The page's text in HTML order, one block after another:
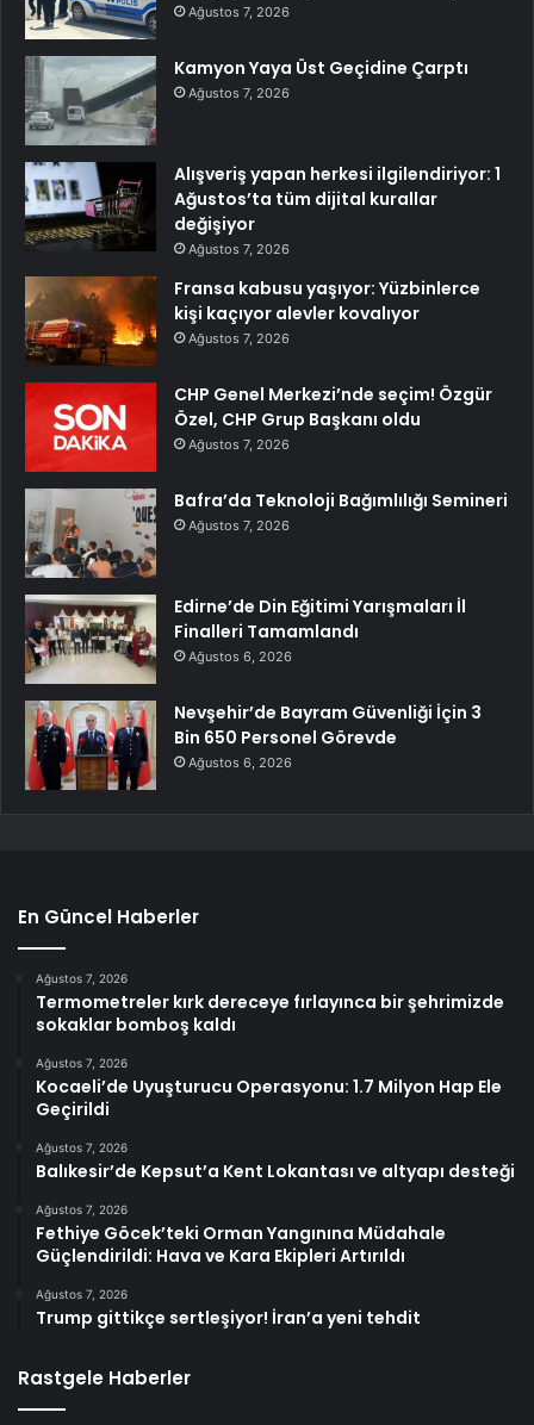
Ağustos 7, 2026
Kamyon Yaya Üst Geçidine Çarptı
Ağustos 7, 2026
Alışveriş yapan herkesi ilgilendiriyor: 1
Ağustos’ta tüm dijital kurallar
değişiyor
Ağustos 7, 2026
Fransa kabusu yaşıyor: Yüzbinlerce
kişi kaçıyor alevler kovalıyor
Ağustos 7, 2026
CHP Genel Merkezi’nde seçim! Özgür
Özel, CHP Grup Başkanı oldu
Ağustos 7, 2026
Bafra’da Teknoloji Bağımlılığı Semineri
Ağustos 7, 2026
Edirne’de Din Eğitimi Yarışmaları İl
Finalleri Tamamlandı
Ağustos 6, 2026
Nevşehir’de Bayram Güvenliği İçin 3
Bin 650 Personel Görevde
Ağustos 6, 2026
En Güncel Haberler
Ağustos 7, 2026
Termometreler kırk dereceye fırlayınca bir şehrimizde
sokaklar bomboş kaldı
Ağustos 7, 2026
Kocaeli’de Uyuşturucu Operasyonu: 1.7 Milyon Hap Ele
Geçirildi
Ağustos 7, 2026
Balıkesir’de Kepsut’a Kent Lokantası ve altyapı desteği
Ağustos 7, 2026
Fethiye Göcek’teki Orman Yangınına Müdahale
Güçlendirildi: Hava ve Kara Ekipleri Artırıldı
Ağustos 7, 2026
Trump gittikçe sertleşiyor! İran’a yeni tehdit
Rastgele Haberler